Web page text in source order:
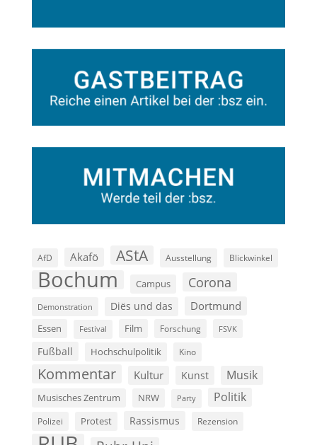
AfD Akafö AStA Ausstellung Blickwinkel
Bochum Campus Corona
Demonstration Diës und das Dortmund
Essen Festival Film Forschung FSVK
Fußball Hochschulpolitik Kino
Kommentar Kultur Kunst Musik
Musisches Zentrum NRW Party Politik
Polizei Protest Rassismus Rezension